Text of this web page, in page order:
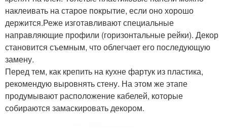
наклеивать на старое покрытие, если оно хорошо
держится.Реже изготавливают специальные
направляющие профили (горизонтальные рейки). Декор
становится съемным, что облегчает его последующую
замену.
Перед тем, как крепить на кухне фартук из пластика,
рекомендую выровнять стену. На этом же этапе
продумывают расположение кабелей, которые
собираются замаскировать декором.